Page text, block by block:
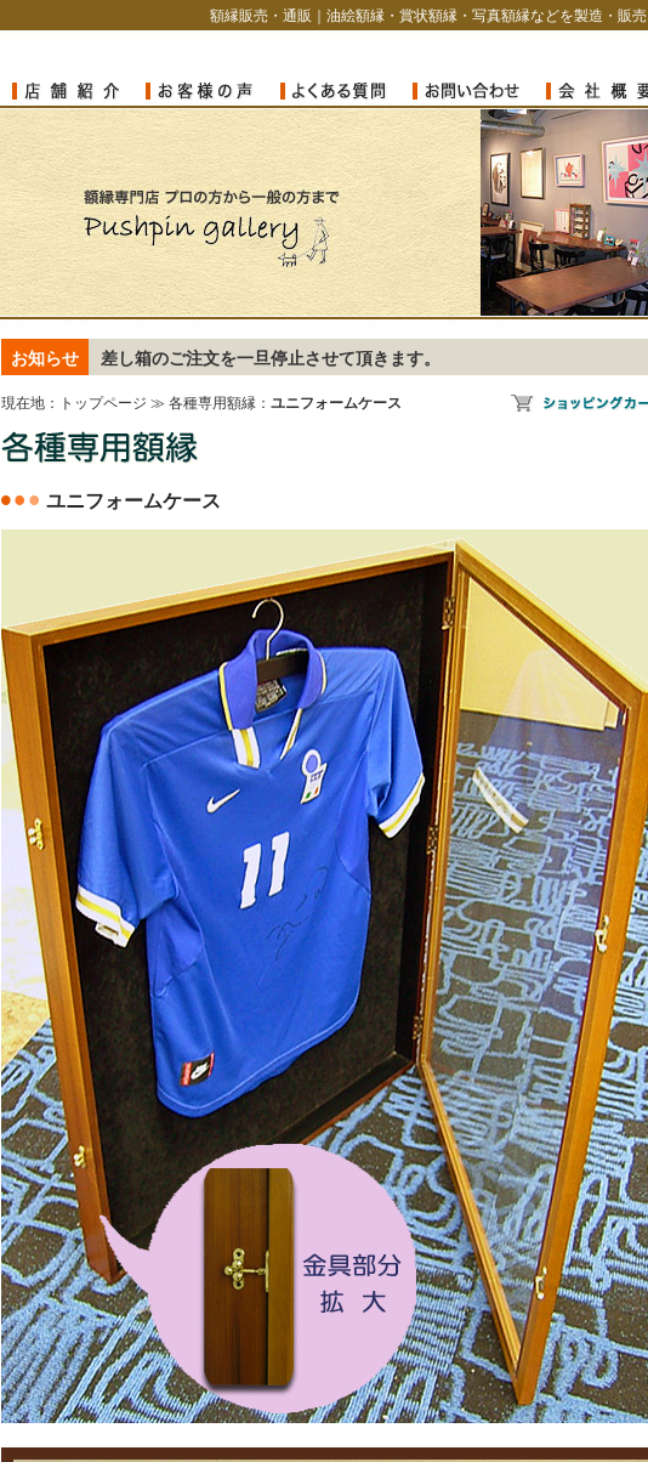
額縁販売・通販｜油絵額縁・賞状額縁・写真額縁などを製造・販売
ユニフォームケース
現在地： トップページ ≫ 各種専用額縁： ユニフォームケース
お知らせ 差し箱のご注文を一旦停止させて頂きます。